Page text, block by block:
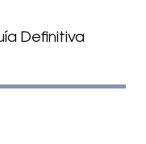
Definitiva